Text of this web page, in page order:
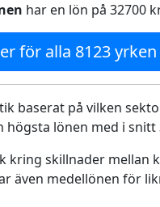
har en lön på 32700
för alla 8123 yrken
baserat på vilken
högsta lönen med i snitt
kring skillnader mellan
även medellönen för